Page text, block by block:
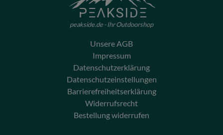
peakside.de - Ihr Outdoorshop
Unsere AGB
Impressum
Datenschutzerklärung
Datenschutzeinstellungen
Barrierefreiheitserklärung
Widerrufsrecht
Bestellung widerrufen